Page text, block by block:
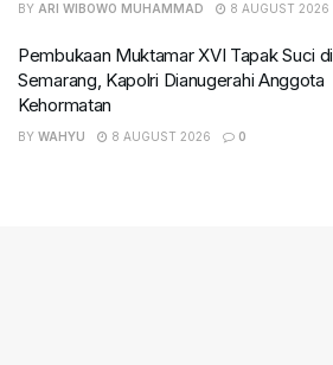
BY ARI WIBOWO MUHAMMAD 8 AUGUST 2026
Pembukaan Muktamar XVI Tapak Suci di
Semarang, Kapolri Dianugerahi Anggota
Kehormatan
BY WAHYU 8 AUGUST 2026 0